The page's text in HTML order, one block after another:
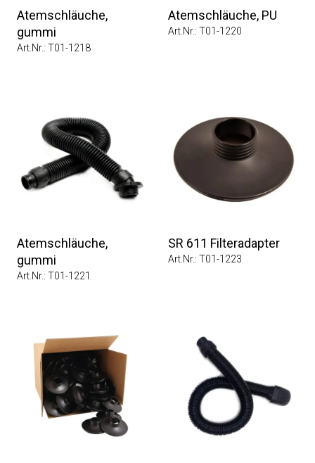
Atemschläuche,
gummi
Art.Nr.: T01-1218
Atemschläuche, PU
Art.Nr.: T01-1220
Atemschläuche,
gummi
Art.Nr.: T01-1221
SR 611 Filteradapter
Art.Nr.: T01-1223